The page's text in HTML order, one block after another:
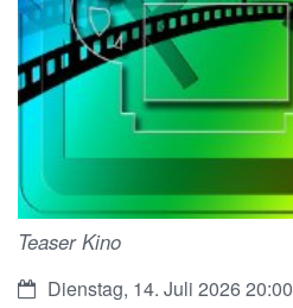
Teaser Kino
Datum:Dienstag, 14. Juli 2026 20:00